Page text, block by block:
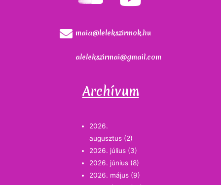
maia@lelekszirmok.hu
alelekszirmai@gmail.com
Archívum
2026.
augusztus (2)
2026. július (3)
2026. június (8)
2026. május (9)